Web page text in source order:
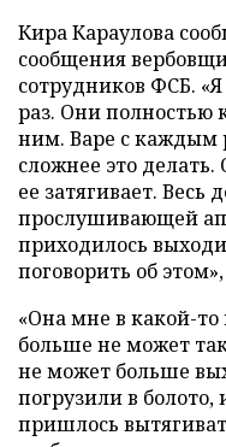
Кира Караулова
сообщения
сотрудников ФСБ.
раз. Они полностью
ним. Варе с каждым
сложнее это
ее затягивает. Весь
прослушивающей
приходилось
поговорить об
«Она мне в какой-
больше не может
не может больше
погрузили в
пришлось